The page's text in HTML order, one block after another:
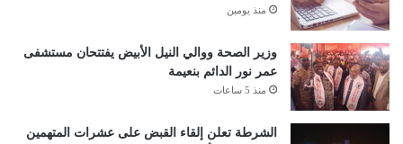
منذ يومين
وزير الصحة ووالي النيل الأبيض يفتتحان مستشفى
عمر نور الدائم بنعيمة
منذ 5 ساعات
الشرطة تعلن إلقاء القبض على عشرات المتهمين